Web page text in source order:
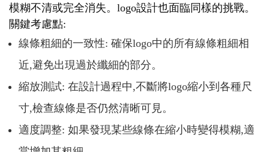
模糊不清或完全消失。logo設計也面臨同樣的挑戰。
關鍵考慮點:
線條粗細的一致性: 確保logo中的所有線條粗細相
近,避免出現過於纖細的部分。
縮放測試: 在設計過程中,不斷將logo縮小到各種尺
寸,檢查線條是否仍然清晰可見。
適度調整: 如果發現某些線條在縮小時變得模糊,適